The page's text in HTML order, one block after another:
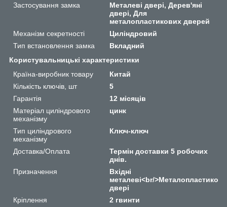
Застосування замка
Металеві двері, Дерев'яні
двері, Для
металопластикових дверей
Механізм секретності
Циліндровий
Тип встановлення замка
Вкладний
Користувальницькі характеристики
Країна-виробник товару
Китай
Кількість ключів, шт
5
Гарантія
12 місяців
Матеріал циліндрового
механізму
цинк
Тип циліндрового
механізму
Ключ-ключ
Доставка/Оплата
Термін доставки 5 робочих
днів.
Призначення
Вхідні
металеві<br/
двері
Кріплення
2 гвинти